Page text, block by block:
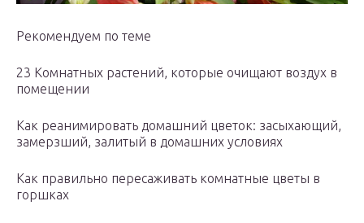
Рекомендуем по теме
23 Комнатных растений, которые очищают воздух в
помещении
Как реанимировать домашний цветок: засыхающий,
замерзший, залитый в домашних условиях
Как правильно пересаживать комнатные цветы в
горшках